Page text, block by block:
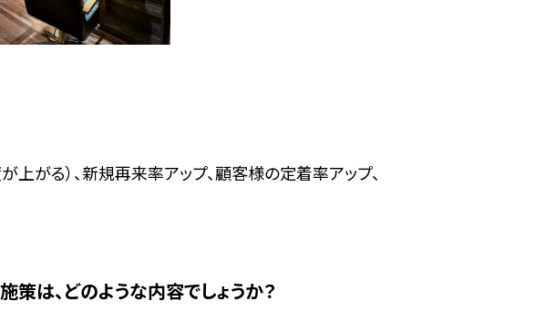
がる）、新規再来率アップ、顧客様の定着率アップ、
は、どのような内容でしょうか？